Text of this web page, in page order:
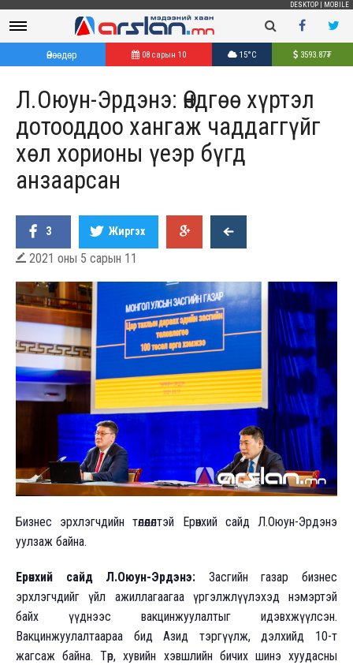
DESKTOP MOBILE
Өнөөдөр 08 сарын 10 15°C 3593.87₮
Л.Оюун-Эрдэнэ: Өндгөө хүртэл
дотооддоо хангаж чаддаггүйг
хөл хорионы үеэр бүгд
анзаарсан
3 Жиргэх
 2021 оны 5 сарын 11
Бизнес эрхлэгчдийн төлөөлөлтэй Ерөнхий сайд Л.Оюун-Эрдэнэ
уулзаж байна.
Ерөнхий сайд Л.Оюун-Эрдэнэ: Засгийн газар бизнес
эрхлэгчдийг үйл ажиллагаагаа үргэлжлүүлэхэд нэмэртэй
байх үүднээс вакцинжуулалтыг идэвхжүүлсэн.
Вакцинжуулалтаараа бид Азид тэргүүлж, дэлхийд 10-т
жагсаж байна. Төр, хувийн хэвшлийн бичих шинэ хуудасны